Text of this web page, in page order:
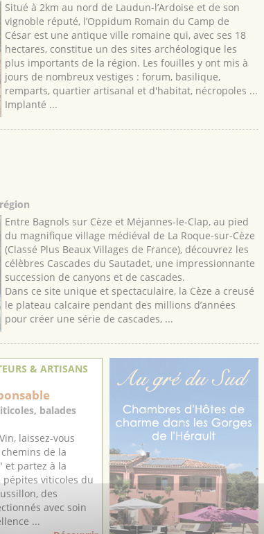
Situé à 2km au nord de Laudun-l’Ardoise et de son
vignoble réputé, l’Oppidum Romain du Camp de
César est une antique ville romaine qui, avec ses 18
hectares, constitue un des sites archéologique les
plus importants de la région. Les fouilles y ont mis à
jours de nombreux vestiges : forum, basilique,
remparts, quartier artisanal et d'habitat, nécropoles ...
Implanté ...
Entre Bagnols sur Cèze et Méjannes-le-Clap, au pied
du magnifique village médiéval de La Roque-sur-Cèze
(Classé Plus Beaux Villages de France), découvrez les
célèbres Cascades du Sautadet, une impressionnante
succession de canyons et de cascades.
Dans ce site unique et spectaculaire, la Cèze a creusé
le plateau calcaire pendant des millions d’années
pour créer une série de cascades, ...
& ARTISANS
balades
laissez-vous
de la
et partez à la
pépites viticoles du
des
avec soin
...